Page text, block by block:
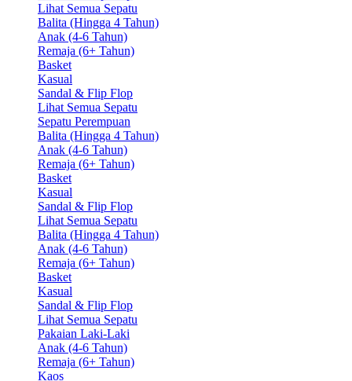
Lihat Semua Sepatu
Balita (Hingga 4 Tahun)
Anak (4-6 Tahun)
Remaja (6+ Tahun)
Basket
Kasual
Sandal & Flip Flop
Lihat Semua Sepatu
Sepatu Perempuan
Balita (Hingga 4 Tahun)
Anak (4-6 Tahun)
Remaja (6+ Tahun)
Basket
Kasual
Sandal & Flip Flop
Lihat Semua Sepatu
Balita (Hingga 4 Tahun)
Anak (4-6 Tahun)
Remaja (6+ Tahun)
Basket
Kasual
Sandal & Flip Flop
Lihat Semua Sepatu
Pakaian Laki-Laki
Anak (4-6 Tahun)
Remaja (6+ Tahun)
Kaos